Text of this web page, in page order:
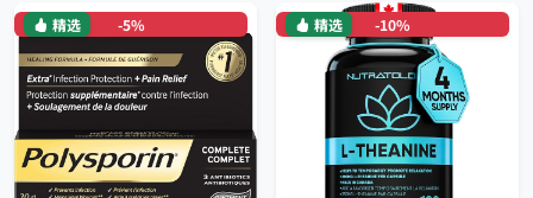
-5%
精选 -10%
精选